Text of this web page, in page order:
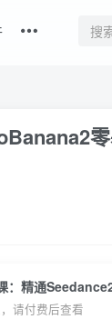
请付费后查看